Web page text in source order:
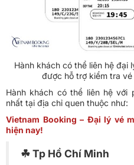
Hành khách có thể liên hệ đại
được hỗ trợ kiểm tra
Hành khách có thể liên hệ với
nhất tại địa chỉ quen thuộc như:
Vietnam Booking – Đại lý vé
hiện nay!
☘ Tp Hồ Chí Minh